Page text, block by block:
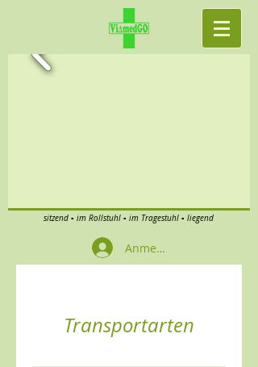
sitzend ▪ im Rollstuhl ▪ im Tragestuhl ▪ liegend
Anmelden
Transportarten